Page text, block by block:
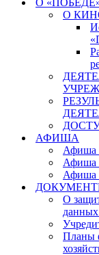
О
О
АФИША
Афиша
Афиша
Афиша
О
данных
Планы